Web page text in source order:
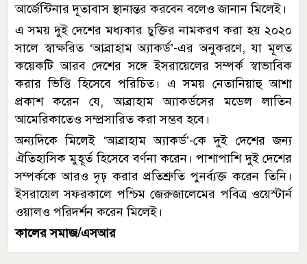
আর্জেন্টিনার দূতাবাস স্থানান্তর করবেন বলেও জানান মিলেই।
এ সময় দুই দেশের মধ্যকার চুক্তির নামকরণ করা হয় ২০২০
সালে স্বাক্ষরিত ‘আব্রাহাম অ্যাকর্ড’-এর অনুকরণে, যা মূলত
কয়েকটি আরব দেশের সঙ্গে ইসরায়েলের সম্পর্ক স্বাভাবিক
করার ভিত্তি হিসেবে পরিচিত। এ সময় নেতানিয়াহু আশা
প্রকাশ করেন যে, আব্রাহাম অ্যাকর্ডসের মডেল লাতিন
আমেরিকাতেও সম্প্রসারিত করা সম্ভব হবে।
অন্যদিকে মিলেই ‘আব্রাহাম অ্যাকর্ড’-কে দুই দেশের জন্য
ঐতিহাসিক মুহূর্ত হিসেবে বর্ণনা করেন। পাশাপাশি দুই দেশের
সম্পর্ককে আরও দৃঢ় করার প্রতিশ্রুতি পুনর্ব্যক্ত করেন তিনি।
ইসরায়েল সফরকালে পশ্চিম জেরুজালেমের পবিত্র ওয়েস্টার্ন
ওয়ালও পরিদর্শন করেন মিলেই।
কালের সমাজ/এসআর